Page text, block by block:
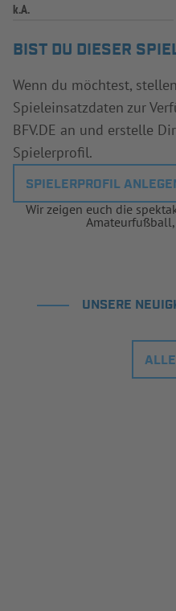
k.A.
BIST DU DIESER
Wenn du möchtest,
Spieleinsatzdaten zur
BFV.DE an und erstelle
Spielerprofil.
SPIELERPROFIL
Wir zeigen euch die
UNSERE